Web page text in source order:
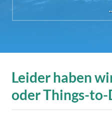
Leider haben
oder Things-to-